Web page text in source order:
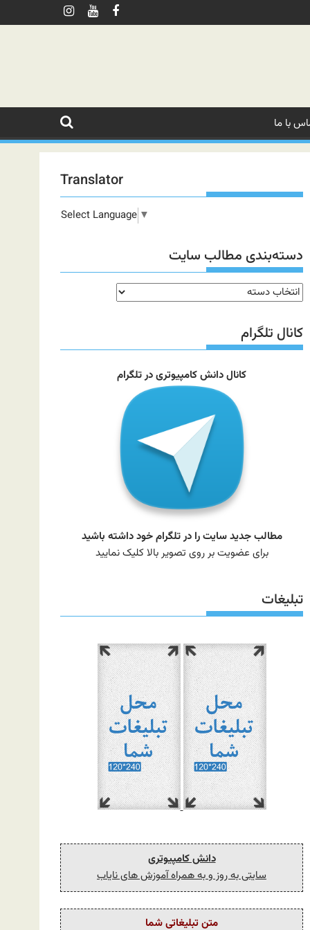
با ما
Translator
Select Language ▼
دسته‌بندی مطالب سایت
دسته‌بندی
مطالب
سایت
کانال تلگرام
کانال دانش کامپیوتری در تلگرام
مطالب جدید سایت را در تلگرام خود داشته باشید
برای عضویت بر روی تصویر بالا کلیک نمایید
تبلیغات
دانش کامپیوتری
سایتی به روز و به همراه آموزش های نایاب
متن تبلیغاتی شما